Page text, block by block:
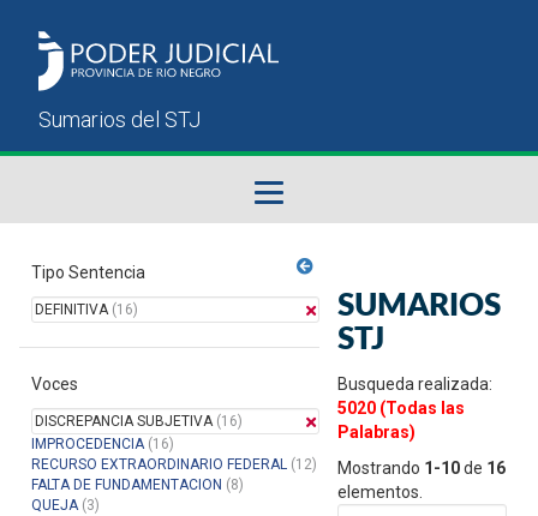
Sumarios del STJ
Manual del Usuario
Tipo Sentencia
DEFINITIVA(16)
Voces
DISCREPANCIA SUBJETIVA(16)
IMPROCEDENCIA(16)
RECURSO EXTRAORDINARIO FEDERAL (12)
FALTA DE FUNDAMENTACION (8)
QUEJA(3)
SUMARIOS
STJ
Busqueda realizada:
5020 (Todas las
Palabras)
Mostrando 1-10de 16
elementos.